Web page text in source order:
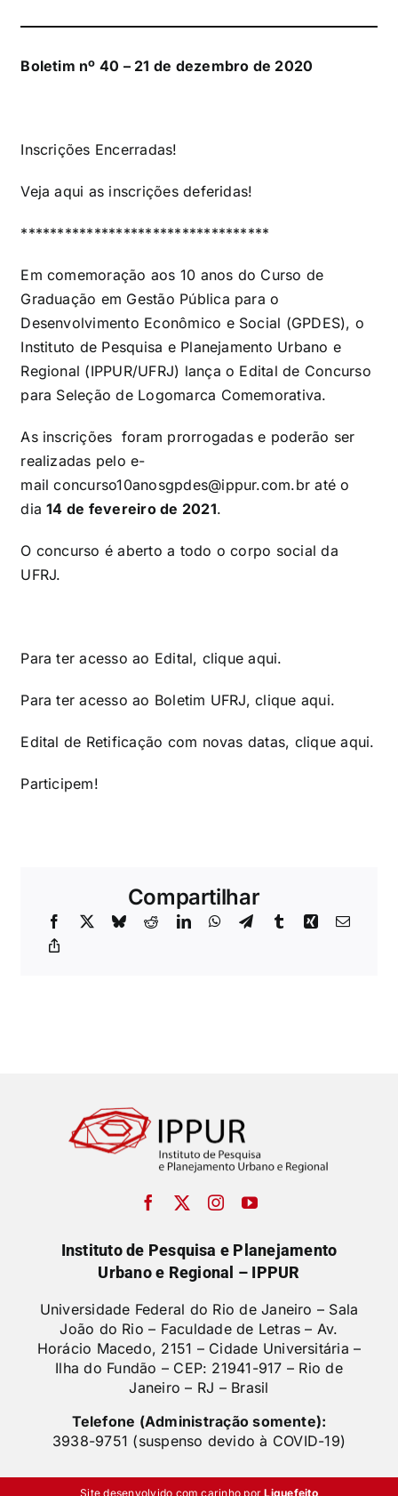
Boletim nº 40 – 21 de dezembro de 2020
Inscrições Encerradas!
Vejaaqui as inscrições deferidas!
**********************************
Em comemoração aos 10 anos do Curso de
Graduação em Gestão Pública para o
Desenvolvimento Econômico e Social (GPDES), o
Instituto de Pesquisa e Planejamento Urbano e
Regional (IPPUR/UFRJ) lança o Edital de Concurso
para Seleção de Logomarca Comemorativa.
As inscrições foram prorrogadas e poderão ser
realizadas pelo e-
mailconcurso10anosgpdes@ippur.com.br até o
dia14 de fevereiro de 2021.
O concurso é aberto a todo o corpo social da
UFRJ.
Para ter acesso ao Edital, cliqueaqui.
Para ter acesso ao Boletim UFRJ, clique aqui.
Edital de Retificação com novas datas, cliqueaqui.
Participem!
Compartilhar
Instituto de Pesquisa e Planejamento
Urbano e Regional – IPPUR
Universidade Federal do Rio de Janeiro – Sala
João do Rio – Faculdade de Letras – Av.
Horácio Macedo, 2151 – Cidade Universitária –
Ilha do Fundão – CEP: 21941-917 – Rio de
Janeiro – RJ – Brasil
Telefone (Administração somente):
3938-9751 (suspenso devido à COVID-19)
Site desenvolvido com carinho porLiquefeito